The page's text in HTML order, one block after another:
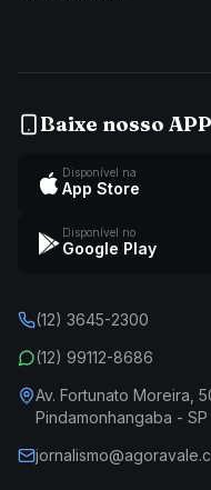
Baixe nosso APP
Disponível na
App Store
Disponível no
Google Play
(12) 3645-2300
(12) 99112-8686
Av. Fortunato Moreira,
Pindamonhangaba - SP